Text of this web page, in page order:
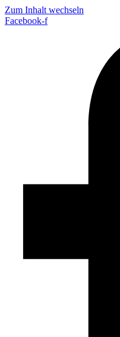
Zum Inhalt wechseln
Facebook-f